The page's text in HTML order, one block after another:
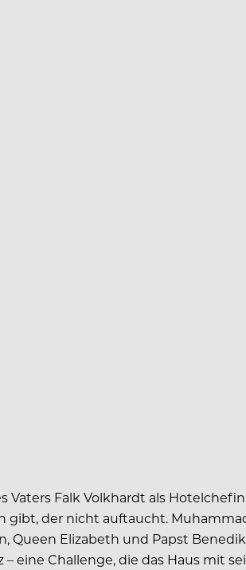
Vaters Falk Volkhardt als
der nicht auftaucht.
Queen Elizabeth und Papst
eine Challenge, die das Haus mit